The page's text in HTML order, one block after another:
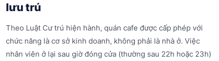
lưu trú
Theo Luật Cư trú hiện hành, quán cafe được cấp phép với
chức năng là cơ sở kinh doanh, không phải là nhà ở. Việc
nhân viên ở lại sau giờ đóng cửa (thường sau 22h hoặc 23h)